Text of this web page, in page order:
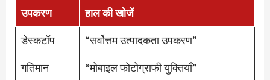
उपकरण
हाल की खोजें
डेस्कटॉप
“सर्वोत्तम उत्पादकता उपकरण”
गतिमान
“मोबाइल फोटोग्राफी युक्तियाँ”